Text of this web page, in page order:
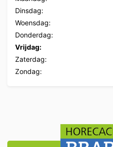
Dinsdag:
Woensdag:
Donderdag:
Vrijdag:
Zaterdag:
Zondag: